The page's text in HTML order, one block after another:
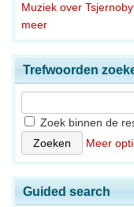
Muziek over
meer
Trefwoorden
Zoek binnen de
Meer
Guided search